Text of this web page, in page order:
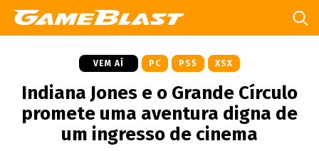
VEM AÍ PC PS5 XSX
Indiana Jones e o Grande Círculo
promete uma aventura digna de
um ingresso de cinema